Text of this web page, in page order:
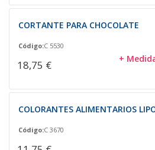
CORTANTE PARA CHOCOLATE
Código:C 5530
18,75 € +
COLORANTES ALIMENTARIOS
Código:C 3670